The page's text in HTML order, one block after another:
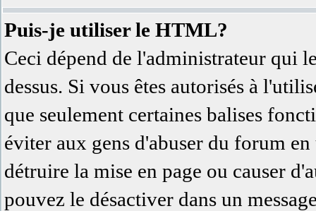
Puis-je utiliser le HTML?
Ceci dépend de l'administrateur qui
dessus. Si vous êtes autorisés à
que seulement certaines balises
éviter aux gens d'abuser du forum
détruire la mise en page ou causer
pouvez le désactiver dans un